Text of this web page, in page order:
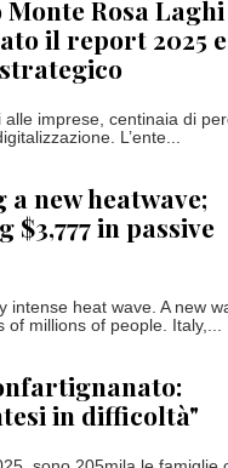
Rosa Laghi
il report 2025 e
imprese, centinaia di
L’ente...
new heatwave;
in passive
intense heat wave. A new
of millions of people. Italy,...
in difficoltà"